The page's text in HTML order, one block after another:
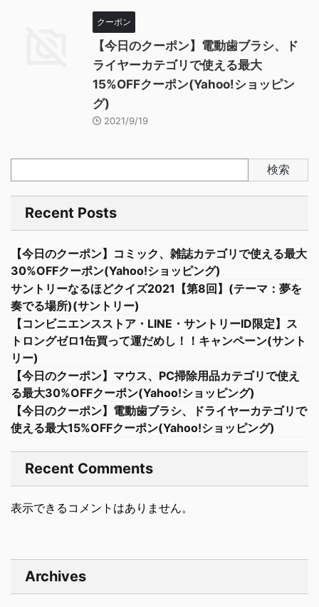
クーポン
【今日のクーポン】電動歯ブラシ、ド
ライヤーカテゴリで使える最大
15%OFFクーポン(Yahoo!ショッピン
グ)
2021/9/19
検索
Recent Posts
【今日のクーポン】コミック、雑誌カテゴリで使える最大
30%OFFクーポン(Yahoo!ショッピング)
サントリーなるほどクイズ2021【第8回】(テーマ：夢を
奏でる場所)(サントリー)
【コンビニエンスストア・LINE・サントリーID限定】ス
トロングゼロ1缶買って運だめし！！キャンペーン(サント
リー)
【今日のクーポン】マウス、PC掃除用品カテゴリで使え
る最大30%OFFクーポン(Yahoo!ショッピング)
【今日のクーポン】電動歯ブラシ、ドライヤーカテゴリで
使える最大15%OFFクーポン(Yahoo!ショッピング)
Recent Comments
表示できるコメントはありません。
Archives